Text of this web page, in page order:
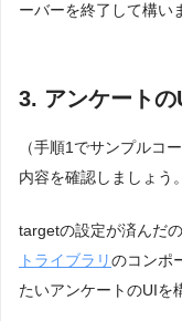
ーバーを終了して構い
3. アンケートの
（手順1でサンプルコ
内容を確認しましょう
targetの設定が済んだの
トライブラリのコンポ
たいアンケートのUIを